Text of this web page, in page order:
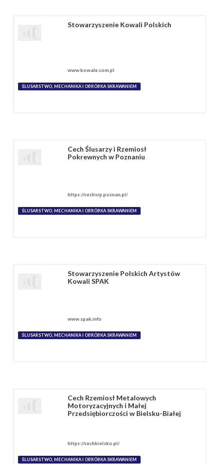
Stowarzyszenie Kowali Polskich
www.kowale.com.pl
ŚLUSARSTWO, MECHANIKA I OBRÓBKA SKRAWANIEM
Cech Ślusarzy i Rzemiosł
Pokrewnych w Poznaniu
https://cechsrp.poznan.pl/
ŚLUSARSTWO, MECHANIKA I OBRÓBKA SKRAWANIEM
Stowarzyszenie Polskich Artystów
Kowali SPAK
www.spak.info
ŚLUSARSTWO, MECHANIKA I OBRÓBKA SKRAWANIEM
Cech Rzemiosł Metalowych
Motoryzacyjnych i Małej
Przedsiębiorczości w Bielsku-Białej
https://cechbielsko.pl/
ŚLUSARSTWO, MECHANIKA I OBRÓBKA SKRAWANIEM